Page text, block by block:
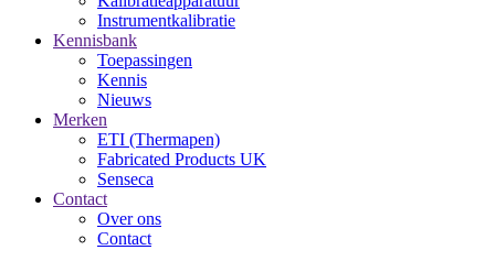
Instrumentkalibratie
Kennisbank
Toepassingen
Kennis
Nieuws
Merken
ETI (Thermapen)
Fabricated Products UK
Senseca
Contact
Over ons
Contact